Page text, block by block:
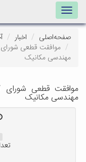
Toggle navigation
صفحه‌اصلی اخبار
موافقت قطعی شورای
مهندسی مکانیک
موافقت قطعی شورای
مهندسی مکانیک